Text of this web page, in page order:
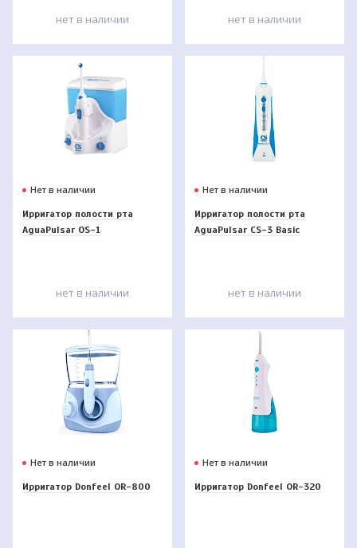
нет в наличии нет в наличии
Нет в наличии
Ирригатор полости рта
AguaPulsar OS-1
нет в наличии
Нет в наличии
Ирригатор полости рта
AguaPulsar CS-3 Basic
нет в наличии
Нет в наличии
Ирригатор Donfeel OR-800
Нет в наличии
Ирригатор Donfeel OR-320